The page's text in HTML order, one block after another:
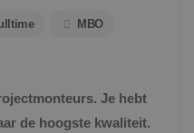
MBO
Je hebt
de hoogste kwaliteit.